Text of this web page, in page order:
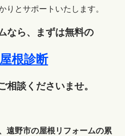
りとサポートいたします。
なら、まずは無料の
根診断
相談くださいませ。
遠野市の屋根リフォームの累